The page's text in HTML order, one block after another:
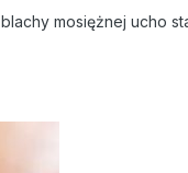
mosiężnej ucho